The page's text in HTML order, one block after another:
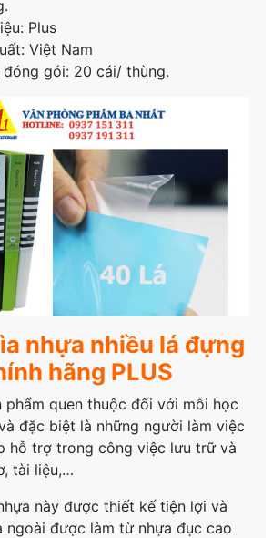
Plus
Việt Nam
đóng gói: 20 cái/ thùng.
nhựa nhiều lá đựng
hãng PLUS
phẩm quen thuộc đối với mỗi học
đặc biệt là những người làm việc
hỗ trợ trong công việc lưu trữ và
tài liệu,…
này được thiết kế tiện lợi và
ngoài được làm từ nhựa đục cao